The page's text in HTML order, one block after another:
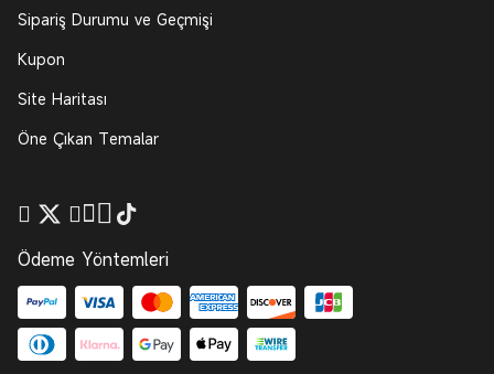
Sipariş Durumu ve Geçmişi
Kupon
Site Haritası
Öne Çıkan Temalar
Ödeme Yöntemleri